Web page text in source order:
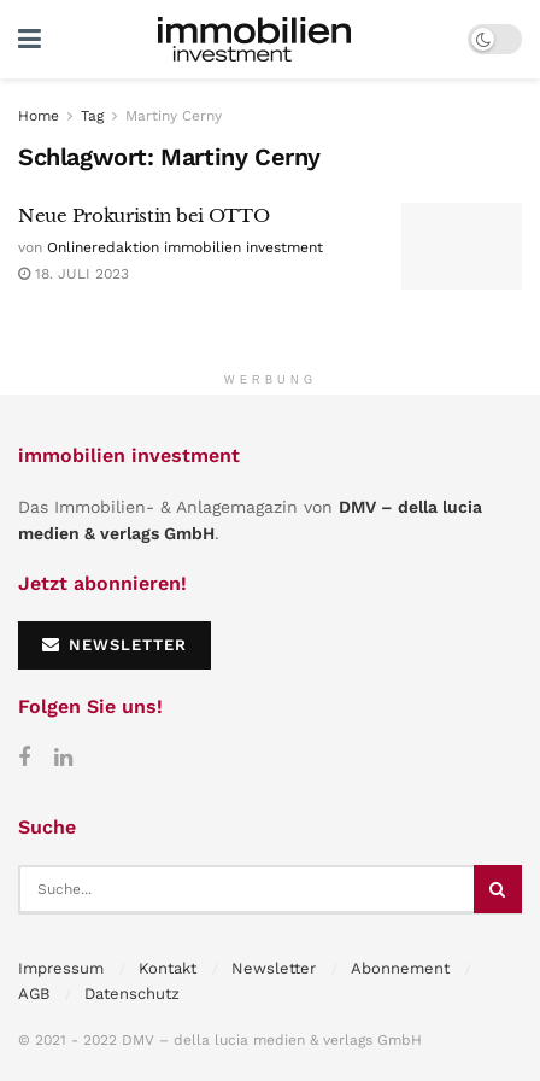
Home Tag Martiny Cerny
Schlagwort: Martiny Cerny
Neue Prokuristin bei OTTO
von Onlineredaktion immobilien investment
18. JULI 2023
WERBUNG
immobilien investment
Das Immobilien- & Anlagemagazin von DMV – della lucia
medien & verlags GmbH.
Jetzt abonnieren!
NEWSLETTER
Folgen Sie uns!
Suche
Impressum Kontakt Newsletter
Abonnement
AGB
Datenschutz
© 2021 - 2022 DMV – della lucia medien & verlags GmbH